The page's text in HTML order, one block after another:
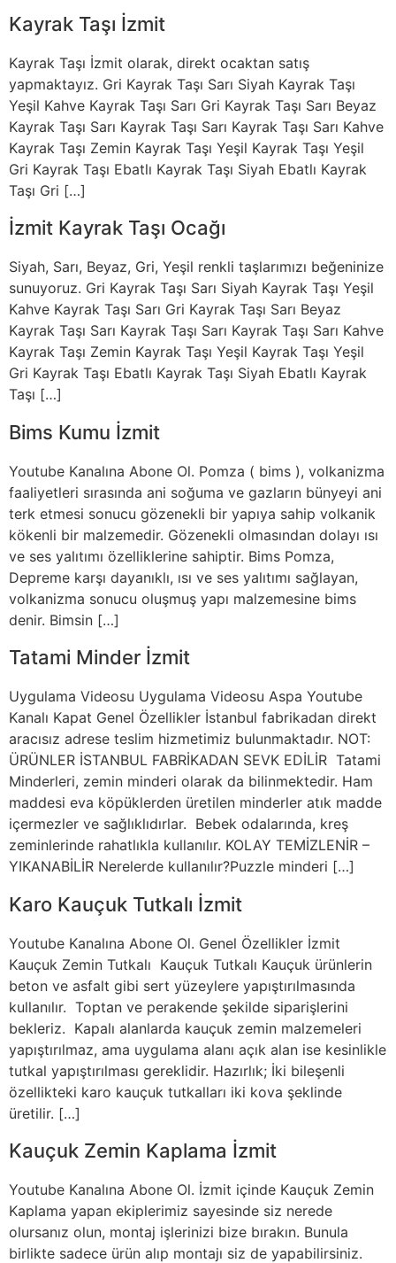
Kayrak Taşı İzmit
Kayrak Taşı İzmit olarak, direkt ocaktan satış
yapmaktayız. Gri Kayrak Taşı Sarı Siyah Kayrak Taşı
Yeşil Kahve Kayrak Taşı Sarı Gri Kayrak Taşı Sarı Beyaz
Kayrak Taşı Sarı Kayrak Taşı Sarı Kayrak Taşı Sarı Kahve
Kayrak Taşı Zemin Kayrak Taşı Yeşil Kayrak Taşı Yeşil
Gri Kayrak Taşı Ebatlı Kayrak Taşı Siyah Ebatlı Kayrak
Taşı Gri […]
İzmit Kayrak Taşı Ocağı
Siyah, Sarı, Beyaz, Gri, Yeşil renkli taşlarımızı beğeninize
sunuyoruz. Gri Kayrak Taşı Sarı Siyah Kayrak Taşı Yeşil
Kahve Kayrak Taşı Sarı Gri Kayrak Taşı Sarı Beyaz
Kayrak Taşı Sarı Kayrak Taşı Sarı Kayrak Taşı Sarı Kahve
Kayrak Taşı Zemin Kayrak Taşı Yeşil Kayrak Taşı Yeşil
Gri Kayrak Taşı Ebatlı Kayrak Taşı Siyah Ebatlı Kayrak
Taşı […]
Bims Kumu İzmit
Youtube Kanalına Abone Ol. Pomza ( bims ), volkanizma
faaliyetleri sırasında ani soğuma ve gazların bünyeyi ani
terk etmesi sonucu gözenekli bir yapıya sahip volkanik
kökenli bir malzemedir. Gözenekli olmasından dolayı ısı
ve ses yalıtımı özelliklerine sahiptir. Bims Pomza,
Depreme karşı dayanıklı, ısı ve ses yalıtımı sağlayan,
volkanizma sonucu oluşmuş yapı malzemesine bims
denir. Bimsin […]
Tatami Minder İzmit
Uygulama Videosu Uygulama Videosu Aspa Youtube
Kanalı Kapat Genel Özellikler İstanbul fabrikadan direkt
aracısız adrese teslim hizmetimiz bulunmaktadır. NOT:
ÜRÜNLER İSTANBUL FABRİKADAN SEVK EDİLİR Tatami
Minderleri, zemin minderi olarak da bilinmektedir. Ham
maddesi eva köpüklerden üretilen minderler atık madde
içermezler ve sağlıklıdırlar. Bebek odalarında, kreş
zeminlerinde rahatlıkla kullanılır. KOLAY TEMİZLENİR –
YIKANABİLİR Nerelerde kullanılır?Puzzle minderi […]
Karo Kauçuk Tutkalı İzmit
Youtube Kanalına Abone Ol. Genel Özellikler İzmit
Kauçuk Zemin Tutkalı Kauçuk Tutkalı Kauçuk ürünlerin
beton ve asfalt gibi sert yüzeylere yapıştırılmasında
kullanılır. Toptan ve perakende şekilde siparişlerini
bekleriz. Kapalı alanlarda kauçuk zemin malzemeleri
yapıştırılmaz, ama uygulama alanı açık alan ise kesinlikle
tutkal yapıştırılması gereklidir. Hazırlık; İki bileşenli
özellikteki karo kauçuk tutkalları iki kova şeklinde
üretilir. […]
Kauçuk Zemin Kaplama İzmit
Youtube Kanalına Abone Ol. İzmit içinde Kauçuk Zemin
Kaplama yapan ekiplerimiz sayesinde siz nerede
olursanız olun, montaj işlerinizi bize bırakın. Bunula
birlikte sadece ürün alıp montajı siz de yapabilirsiniz.